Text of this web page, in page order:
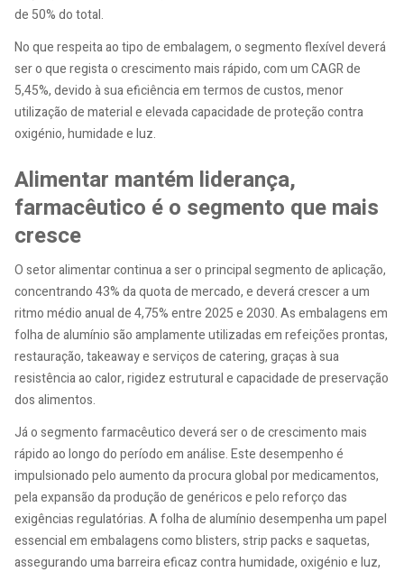
de 50% do total.
No que respeita ao tipo de embalagem, o segmento flexível deverá
ser o que regista o crescimento mais rápido, com um CAGR de
5,45%, devido à sua eficiência em termos de custos, menor
utilização de material e elevada capacidade de proteção contra
oxigénio, humidade e luz.
Alimentar mantém liderança,
farmacêutico é o segmento que mais
cresce
O setor alimentar continua a ser o principal segmento de aplicação,
concentrando 43% da quota de mercado, e deverá crescer a um
ritmo médio anual de 4,75% entre 2025 e 2030. As embalagens em
folha de alumínio são amplamente utilizadas em refeições prontas,
restauração, takeaway e serviços de catering, graças à sua
resistência ao calor, rigidez estrutural e capacidade de preservação
dos alimentos.
Já o segmento farmacêutico deverá ser o de crescimento mais
rápido ao longo do período em análise. Este desempenho é
impulsionado pelo aumento da procura global por medicamentos,
pela expansão da produção de genéricos e pelo reforço das
exigências regulatórias. A folha de alumínio desempenha um papel
essencial em embalagens como blisters, strip packs e saquetas,
assegurando uma barreira eficaz contra humidade, oxigénio e luz,